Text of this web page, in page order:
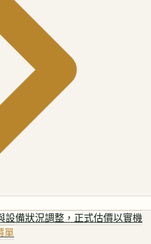
設備狀況調整，正式估價以實機
單